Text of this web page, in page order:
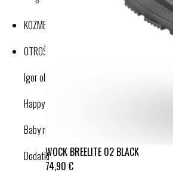
WOCK BREELITE 02 BLACK
74,90 €
KOZMETIKA
OTROŠKI IZDELKI
Igor obutev
Happy nose cleaner
Baby nose cleaner
Dodatki